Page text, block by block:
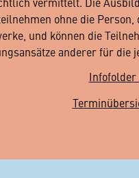
ohne die
und können die
anderer für die
Infofolder